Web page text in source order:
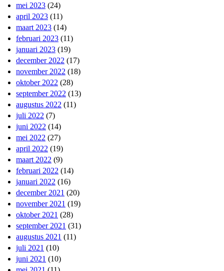
mei 2023 (24)
april 2023 (11)
maart 2023 (14)
februari 2023 (11)
januari 2023 (19)
december 2022 (17)
november 2022 (18)
oktober 2022 (28)
september 2022 (13)
augustus 2022 (11)
juli 2022 (7)
juni 2022 (14)
mei 2022 (27)
april 2022 (19)
maart 2022 (9)
februari 2022 (14)
januari 2022 (16)
december 2021 (20)
november 2021 (19)
oktober 2021 (28)
september 2021 (31)
augustus 2021 (11)
juli 2021 (10)
juni 2021 (10)